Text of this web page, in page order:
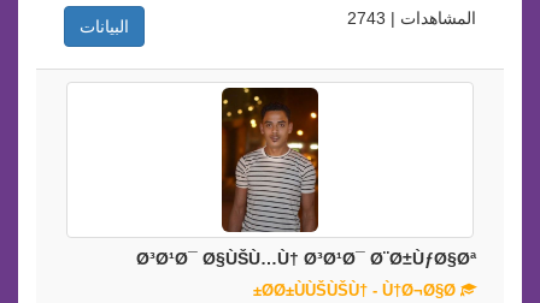
البيانات المشاهدات | 2743
Ø³Ø¹Ø¯ Ø§ÙŠÙ…Ù† Ø³Ø¹Ø¯ Ø¨Ø±ÙƒØ§Øª